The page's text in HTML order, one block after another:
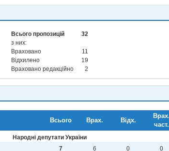
Всього пропозицій
32
з них:
Враховано
11
Відхилено
19
Враховано редакційно
2
Всього Врах. Відх.
Врах.
част.
Народні депутати України
7 6 0 0